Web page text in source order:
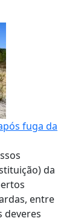
fuga da
da
entre
deveres